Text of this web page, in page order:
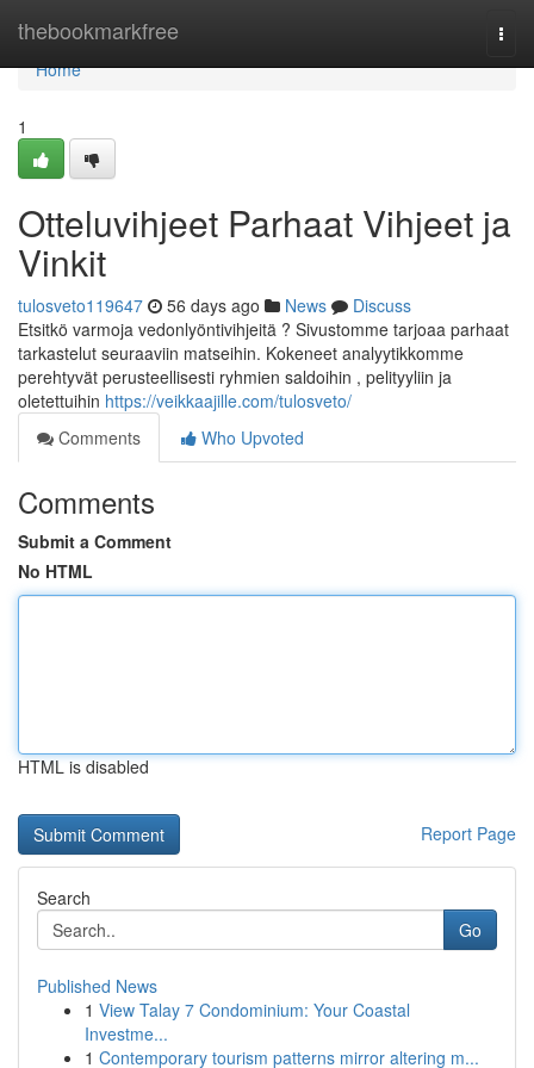
thebookmarkfree
Home
Home
1
Otteluvihjeet Parhaat Vihjeet ja
Vinkit
tulosveto119647 56 days ago News
Discuss
Etsitkö varmoja vedonlyöntivihjeitä ? Sivustomme tarjoaa parhaat
tarkastelut seuraaviin matseihin. Kokeneet analyytikkomme
perehtyvät perusteellisesti ryhmien saldoihin , pelityyliin ja
oletettuihin https://veikkaajille.com/tulosveto/
Comments
Who Upvoted
Comments
Submit a Comment
No HTML
HTML is disabled
Report Page
Search
Go
Published News
1 View Talay 7 Condominium: Your Coastal
Investme...
1 Contemporary tourism patterns mirror altering m...